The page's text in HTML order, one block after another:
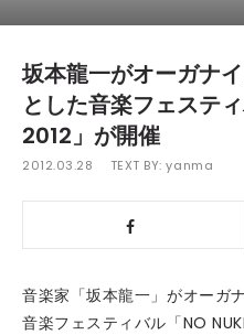
坂本龍一がオーガナ
とした音楽フェステ
2012」が開催
2012.03.28 TEXT BY:yanma
音楽家「坂本龍一」がオーガ
音楽フェスティバル「NO